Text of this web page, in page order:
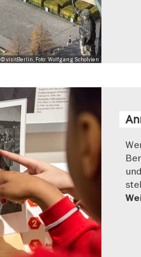
© visitBerlin, Foto: Wolfgang Scholvien